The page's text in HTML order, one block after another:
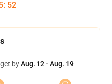
: 51
byAug. 12 - Aug. 19